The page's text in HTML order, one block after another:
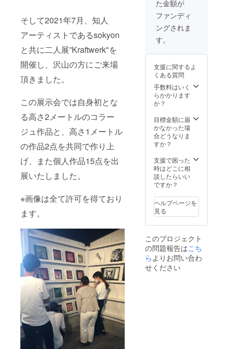
そして2021年7月、知人
アーティストであるsokyon
と共に二人展”Kraftwerk"を
開催し、沢山の方にご来場
頂きました。
この展示会では自身初とな
る高さ2メートルのコラー
ジュ作品と、高さ1メートル
の作品2点を共同で作り上
げ、また個人作品15点を出
展いたしました。
※画像は全て許可を得ており
ます。
立体額
装可能
なサイ
ズ域で
14mm
にてモ
チーフ
のリク
エスト
し、制
送の順
で行っ
て参り
ます。
レーム
［サイ
ズ］ ●
9×D35
mm ●
内寸…
251×25
mm（2
5角対
応）
●窓寸…
1mm（
スペー
サー部
除く）
※窓寸が
き、新
規作品
を2点制
作させ
また、
amに掲
載され
ている
全ての
きな作
品２点
をお選
制作さ
せて頂
きま
す。 モ
のリク
エスト
とお好
きな作
は備考
欄にご
記入く
ださ
い。 ま
た金額が
ファンディ
ングされま
す。
支援に関するよ
くある質問
手数料はいく
らかかります
か？
目標金額に届
かなかった場
合どうなりま
すか？
支援で困った
時はどこに相
談したらいい
ですか？
ヘルプページを
見る
このプロジェクト
の問題報告はこち
らよりお問い合わ
せください